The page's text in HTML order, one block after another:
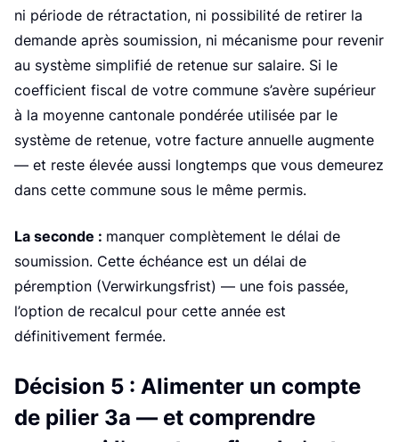
ni période de rétractation, ni possibilité de retirer la
demande après soumission, ni mécanisme pour revenir
au système simplifié de retenue sur salaire. Si le
coefficient fiscal de votre commune s’avère supérieur
à la moyenne cantonale pondérée utilisée par le
système de retenue, votre facture annuelle augmente
— et reste élevée aussi longtemps que vous demeurez
dans cette commune sous le même permis.
La seconde : manquer complètement le délai de
soumission. Cette échéance est un délai de
péremption (Verwirkungsfrist) — une fois passée,
l’option de recalcul pour cette année est
définitivement fermée.
Décision 5 : Alimenter un compte
de pilier 3a — et comprendre